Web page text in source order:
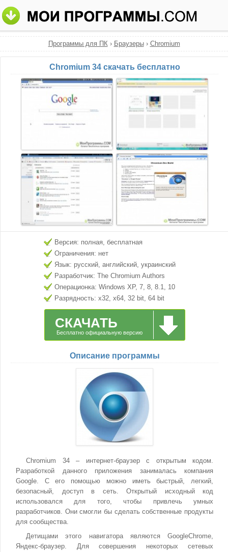
Программы для ПК› Браузеры› Chromium
Chromium 34 скачать бесплатно
Версия: полная, бесплатная
Ограничения: нет
Язык: русский, английский, украинский
Разработчик: The Chromium Authors
Операционка: Windows XP, 7, 8, 8.1, 10
Разрядность: x32, x64, 32 bit, 64 bit
СКАЧАТЬ
Бесплатно официальную версию
Описание программы
Chromium 34 – интернет-браузер с открытым кодом.
Разработкой данного приложения занималась компания
Google. С его помощью можно иметь быстрый, легкий,
безопасный, доступ в сеть. Открытый исходный код
использовался для того, чтобы привлечь умных
разработчиков. Они смогли бы сделать собственные продукты
для сообщества.
Детищами этого навигатора являются GoogleChrome,
Яндекс-браузер. Для совершения некоторых сетевых